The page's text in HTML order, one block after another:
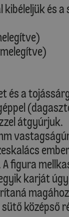
és
és a
átgyúrjuk.
figura
karját
középső